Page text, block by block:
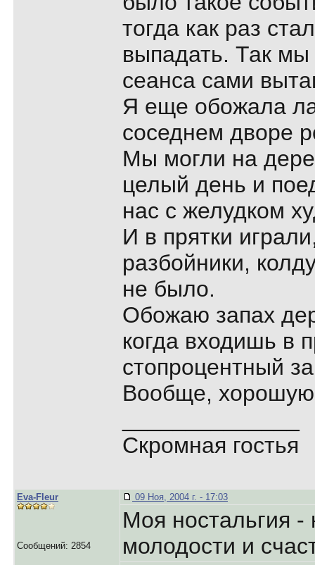
тогда как раз
выпадать. Так мы
сеанса сами
Я еще обожала
соседнем дворе
Мы могли на
целый день и
нас с желудком
И в прятки
разбойники,
не было.
Обожаю запах
когда входишь в
стопроцентный
Вообще,
Скромная гостья
Eva-Fleur
Сообщений: 2854
09 Ноя, 2004 г. - 17:03
Моя ностальгия -
молодости и